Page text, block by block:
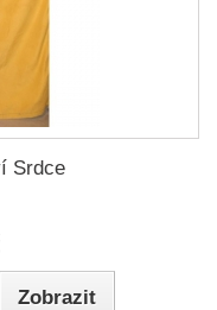
Srdce
Zobrazit